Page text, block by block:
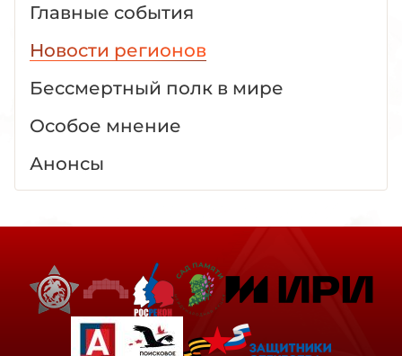
Главные события
Новости регионов
Бессмертный полк в мире
Особое мнение
Анонсы